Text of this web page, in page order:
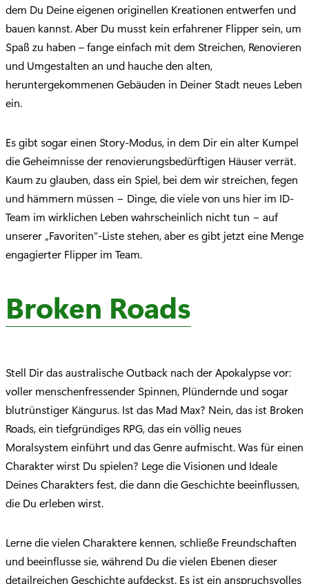
dem Du Deine eigenen originellen Kreationen entwerfen und
bauen kannst. Aber Du musst kein erfahrener Flipper sein, um
Spaß zu haben – fange einfach mit dem Streichen, Renovieren
und Umgestalten an und hauche den alten,
heruntergekommenen Gebäuden in Deiner Stadt neues Leben
ein.
Es gibt sogar einen Story-Modus, in dem Dir ein alter Kumpel
die Geheimnisse der renovierungsbedürftigen Häuser verrät.
Kaum zu glauben, dass ein Spiel, bei dem wir streichen, fegen
und hämmern müssen − Dinge, die viele von uns hier im ID-
Team im wirklichen Leben wahrscheinlich nicht tun − auf
unserer „Favoriten“-Liste stehen, aber es gibt jetzt eine Menge
engagierter Flipper im Team.
Broken Roads
Stell Dir das australische Outback nach der Apokalypse vor:
voller menschenfressender Spinnen, Plündernde und sogar
blutrünstiger Kängurus. Ist das Mad Max? Nein, das ist Broken
Roads, ein tiefgründiges RPG, das ein völlig neues
Moralsystem einführt und das Genre aufmischt. Was für einen
Charakter wirst Du spielen? Lege die Visionen und Ideale
Deines Charakters fest, die dann die Geschichte beeinflussen,
die Du erleben wirst.
Lerne die vielen Charaktere kennen, schließe Freundschaften
und beeinflusse sie, während Du die vielen Ebenen dieser
detailreichen Geschichte aufdeckst. Es ist ein anspruchsvolles